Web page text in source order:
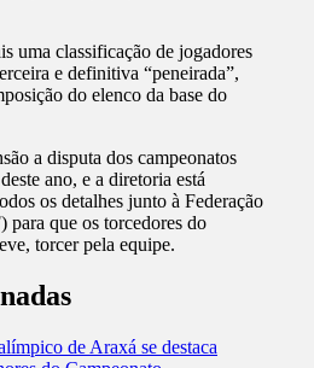
uma classificação de jogadores
e definitiva “peneirada”,
do elenco da base do
a disputa dos campeonatos
ano, e a diretoria está
os detalhes junto à Federação
que os torcedores do
torcer pela equipe.